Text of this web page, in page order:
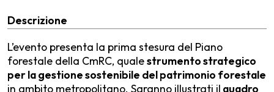
Descrizione
L’evento presenta la prima stesura del Piano
forestale della CmRC, qualestrumento strategico
per la gestione sostenibile del patrimonio forestale
in ambito metropolitano. Saranno illustrati il quadro